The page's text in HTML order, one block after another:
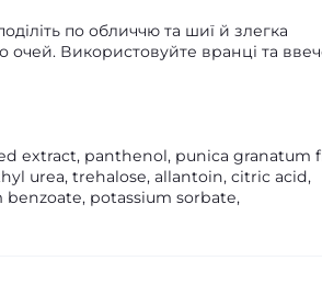
по обличчю та шиї й злегка
Використовуйте вранці та
extract, panthenol, punica granatum
urea, trehalose, allantoin, citric acid,
potassium sorbate,